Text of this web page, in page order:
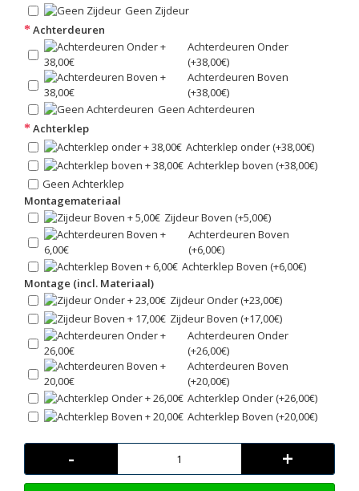
Geen Zijdeur
Achterdeuren
Achterdeuren Onder
(+38,00€)
Achterdeuren Boven
(+38,00€)
Geen Achterdeuren
Achterklep
Achterklep onder (+38,00€)
Achterklep boven (+38,00€)
Geen Achterklep
Montagemateriaal
Zijdeur Boven (+5,00€)
Achterdeuren Boven
(+6,00€)
Achterklep Boven (+6,00€)
Montage (incl. Materiaal)
Zijdeur Onder (+23,00€)
Zijdeur Boven (+17,00€)
Achterdeuren Onder
(+26,00€)
Achterdeuren Boven
(+20,00€)
Achterklep Onder (+26,00€)
Achterklep Boven (+20,00€)
- +